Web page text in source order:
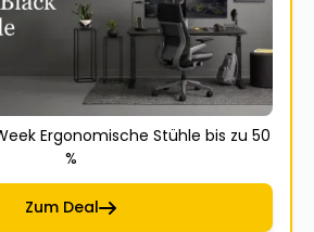
Ergonomische Stühle bis zu 50
%
Zum Deal